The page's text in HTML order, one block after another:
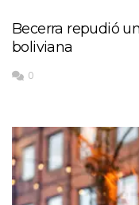
Becerra repudió
boliviana
0